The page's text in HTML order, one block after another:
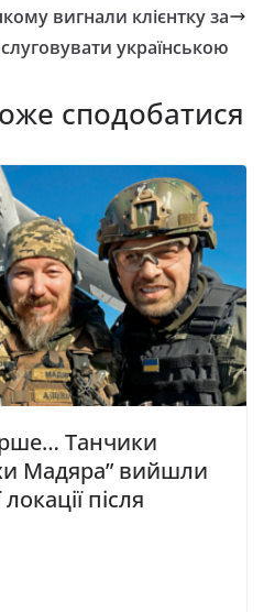
вигнали клієнтку за
українською
сподобатися
Танчики
Мадяра” вийшли
після